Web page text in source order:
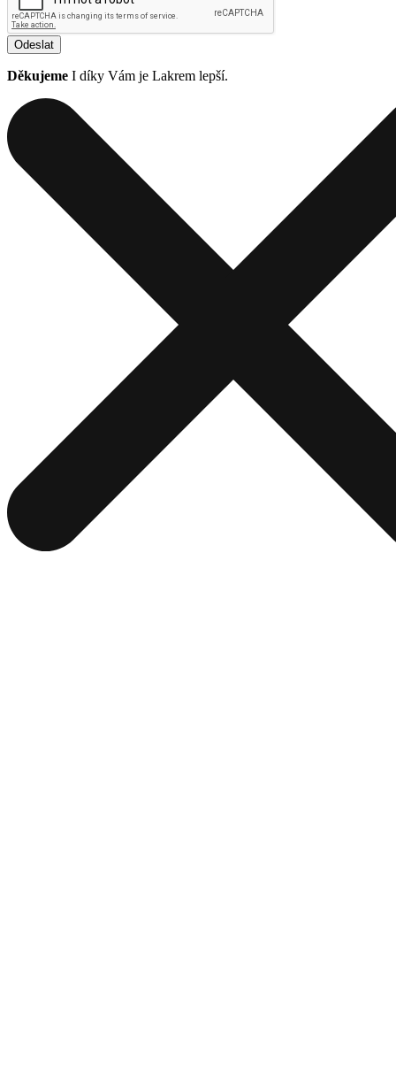
Odeslat
Děkujeme I díky Vám je Lakrem lepší.